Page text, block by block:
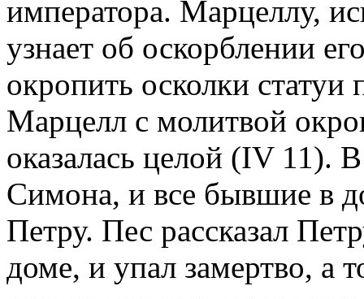
императора. Марцеллу,
узнает об оскорблении
окропить осколки
Марцелл с молитвой
оказалась целой (IV 11).
Симона, и все бывшие в
Петру. Пес рассказал
доме, и упал замертво, а